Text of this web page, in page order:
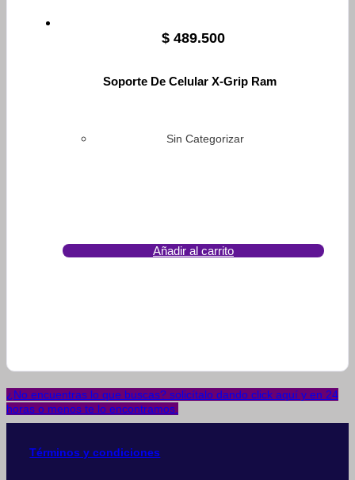
$ 489.500
Soporte De Celular X-Grip Ram
Sin Categorizar
Añadir al carrito
¿No encuentras lo que buscas? solicítalo dando click aquí y en 24
horas o menos te lo encontramos.
Términos y condiciones